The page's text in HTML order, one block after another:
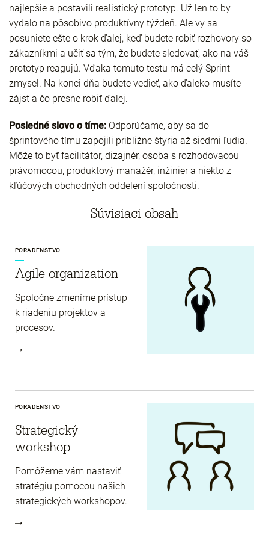
najlepšie a postavili realistický prototyp. Už len to by
vydalo na pôsobivo produktívny týždeň. Ale vy sa
posuniete ešte o krok ďalej, keď budete robiť rozhovory so
zákazníkmi a učiť sa tým, že budete sledovať, ako na váš
prototyp reagujú. Vďaka tomuto testu má celý Sprint
zmysel. Na konci dňa budete vedieť, ako ďaleko musíte
zájsť a čo presne robiť ďalej.
Posledné slovo o tíme: Odporúčame, aby sa do
šprintového tímu zapojili približne štyria až siedmi ľudia.
Môže to byť facilitátor, dizajnér, osoba s rozhodovacou
právomocou, produktový manažér, inžinier a niekto z
kľúčových obchodných oddelení spoločnosti.
Súvisiaci obsah
PORADENSTVO
Agile organization
Spoločne zmeníme prístup
k riadeniu projektov a
procesov.
PORADENSTVO
Strategický
workshop
Pomôžeme vám nastaviť
stratégiu pomocou našich
strategických workshopov.